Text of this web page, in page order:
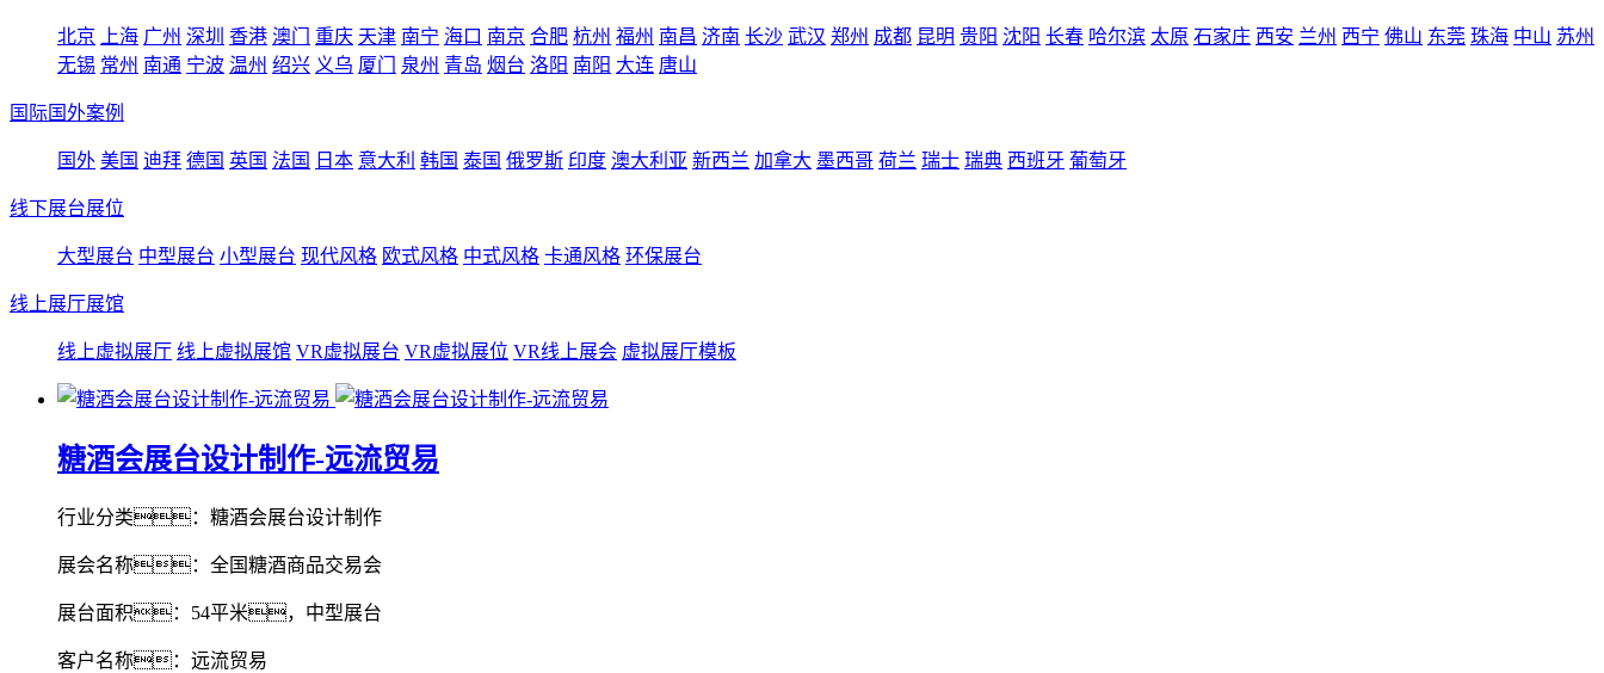
北京 上海 广州 深圳 香港 澳门 重庆 天津 南宁 海口 南京 合肥 杭州 福州 南昌 济南 长沙 武汉 郑州 成都 昆明 贵阳 沈阳 长春 哈尔滨 太原 石家庄 西安 兰州 西宁 佛山 东莞 珠海 中山 苏州
无锡 常州 南通 宁波 温州 绍兴 义乌 厦门 泉州 青岛 烟台 洛阳 南阳 大连 唐山
国际国外案例
国外 美国 迪拜 德国 英国 法国 日本 意大利 韩国 泰国 俄罗斯 印度 澳大利亚 新西兰 加拿大 墨西哥 荷兰 瑞士 瑞典 西班牙 葡萄牙
线下展台展位
大型展台 中型展台 小型展台 现代风格 欧式风格 中式风格 卡通风格 环保展台
线上展厅展馆
线上虚拟展厅 线上虚拟展馆 VR虚拟展台 VR虚拟展位 VR线上展会 虚拟展厅模板
糖酒会展台设计制作-远流贸易
行业分类：糖酒会展台设计制作
展会名称：全国糖酒商品交易会
展台面积：54平米，中型展台
客户名称：远流贸易